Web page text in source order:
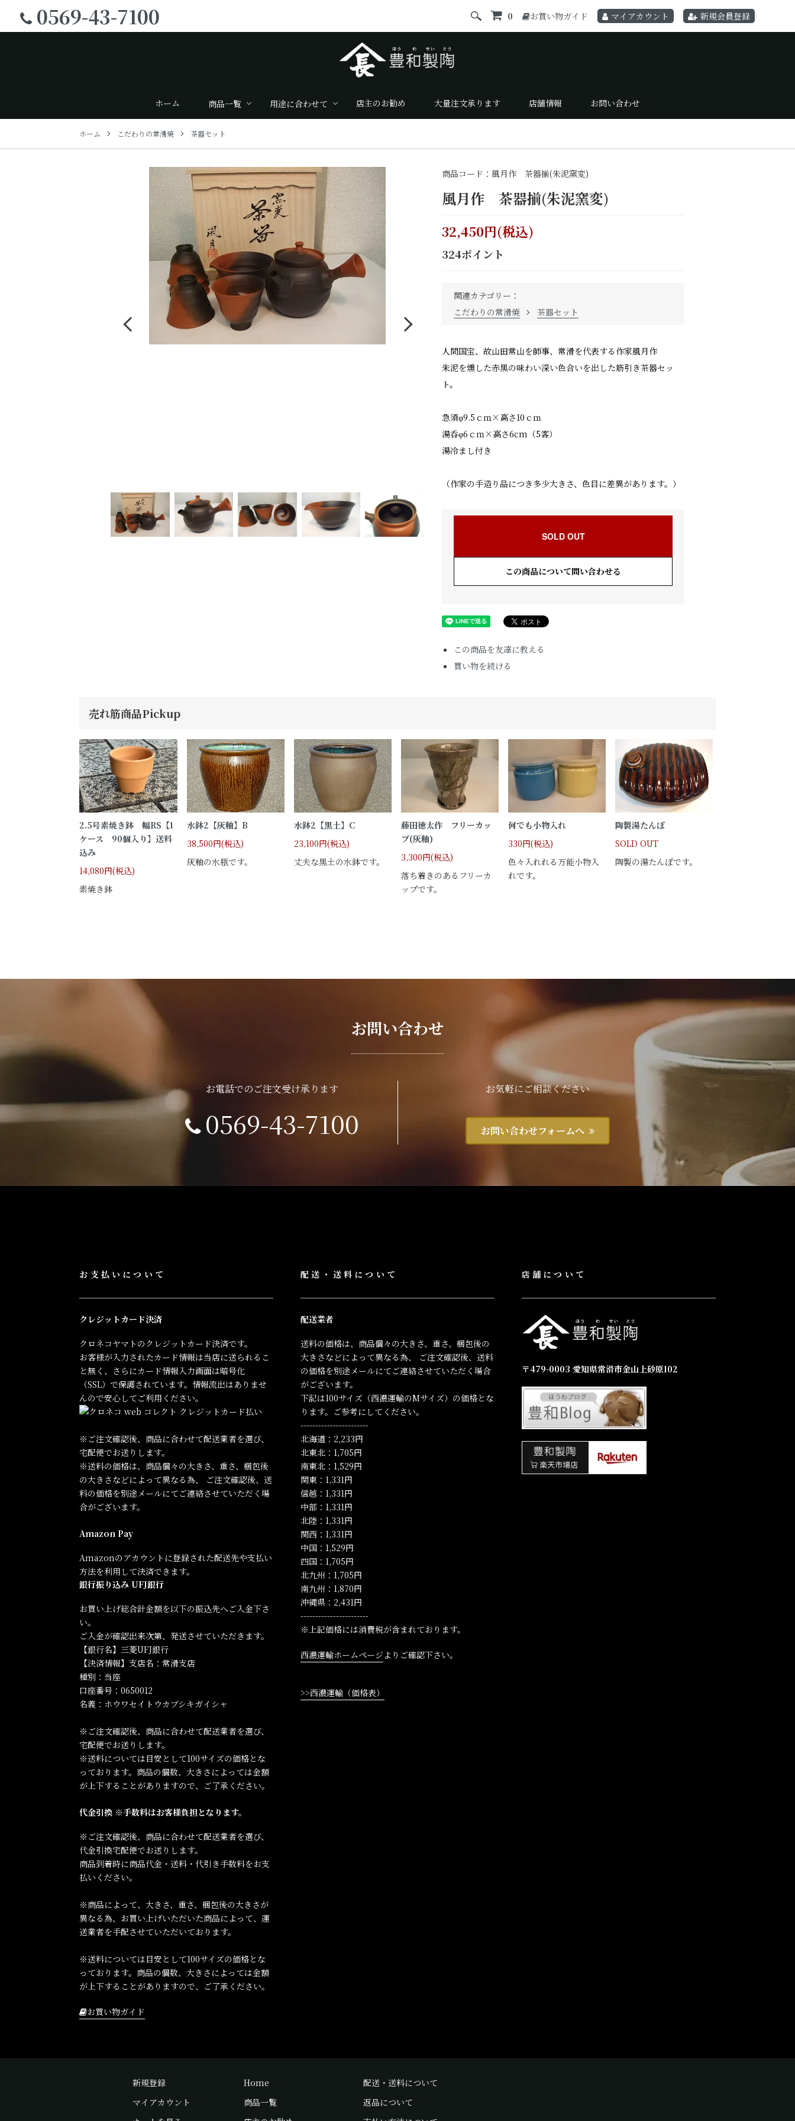
0569-43-7100 0 お買い物ガイド マイアカウント 新規会員登録
ホーム 商品一覧 用途に合わせて 店主のお勧め 大量注文承ります 店舗情報 お問い合わせ
ホーム こだわりの常滑焼 茶器セット
商品コード：風月作 茶器揃(朱泥窯変)
風月作 茶器揃(朱泥窯変)
32,450円(税込)
324ポイント
関連カテゴリー：
こだわりの常滑焼
茶器セット
人間国宝、故山田常山を師事、常滑を代表する作家風月作
朱泥を燻した赤黒の味わい深い色合いを出した筋引き茶器セッ
ト。
急須φ9.5ｃｍ×高さ10ｃｍ
湯呑φ6ｃｍ×高さ6cm（5客）
湯冷まし付き
（作家の手造り品につき多少大きさ、色目に差異があります。）
SOLD OUT
この商品について問い合わせる
この商品を友達に教える
買い物を続ける
売れ筋商品Pickup
2.5号素焼き鉢 幅RS【1
ケース 90個入り】送料
込み
14,080円(税込)
素焼き鉢
水鉢2【灰釉】B
38,500円(税込)
灰釉の水瓶です。
水鉢2【黒土】C
23,100円(税込)
丈夫な黒土の水鉢です。
藤田徳太作 フリーカッ
プ(灰釉)
3,300円(税込)
落ち着きのあるフリーカ
ップです。
何でも小物入れ
330円(税込)
色々入れれる万能小物入
れです。
陶製湯たんぽ
SOLD OUT
陶製の湯たんぽです。
お問い合わせ
お電話でのご注文受け承ります
0569-43-7100
お気軽にご相談ください
お問い合わせフォームへ
お支払いについて
クレジットカード決済
クロネコヤマトのクレジットカード決済です。
お客様が入力されたカード情報は当店に送られるこ
と無く、さらにカード情報入力画面は暗号化
（SSL）で保護されています。情報流出はありませ
んので安心してご利用ください。
※ご注文確認後、商品に合わせて配送業者を選び、
宅配便でお送りします。
※送料の価格は、商品個々の大きさ、重さ、梱包後
の大きさなどによって異なる為、 ご注文確認後、送
料の価格を別途メールにてご連絡させていただく場
合がございます。
Amazon Pay
Amazonのアカウントに登録された配送先や支払い
方法を利用して決済できます。
銀行振り込み UFJ銀行
お買い上げ総合計金額を以下の振込先へご入金下さ
い。
ご入金が確認出来次第、発送させていただきます。
【銀行名】三菱UFJ銀行
【決済情報】支店名：常滑支店
種別：当座
口座番号：0650012
名義：ホウワセイトウカブシキガイシャ
※ご注文確認後、商品に合わせて配送業者を選び、
宅配便でお送りします。
※送料については目安として100サイズの価格とな
っております。商品の個数、大きさによっては金額
が上下することがありますので、ご了承ください。
代金引換 ※手数料はお客様負担となります。
※ご注文確認後、商品に合わせて配送業者を選び、
代金引換宅配便でお送りします。
商品到着時に商品代金・送料・代引き手数料をお支
払いください。
※商品によって、大きさ、重さ、梱包後の大きさが
異なる為、お買い上げいただいた商品によって、運
送業者を手配させていただいております。
※送料については目安として100サイズの価格とな
っております。商品の個数、大きさによっては金額
が上下することがありますので、ご了承ください。
お買い物ガイド
配送・送料について
配送業者
送料の価格は、商品個々の大きさ、重さ、梱包後の
大きさなどによって異なる為、 ご注文確認後、送料
の価格を別途メールにてご連絡させていただく場合
がございます。
下記は100サイズ（西濃運輸のMサイズ）の価格とな
ります。ご参考にしてください。
-----------------------
北海道：2,233円
北東北：1,705円
南東北：1,529円
関東：1,331円
信越：1,331円
中部：1,331円
北陸：1,331円
関西：1,331円
中国：1,529円
四国：1,705円
北九州：1,705円
南九州：1,870円
沖縄県：2,431円
-----------------------
※上記価格には消費税が含まれております。
西濃運輸ホームページ よりご確認下さい。
>>西濃運輸（価格表）
店舗について
〒479-0003 愛知県常滑市金山上砂原102
新規登録
マイアカウント
Home
商品一覧
配送・送料について
返品について